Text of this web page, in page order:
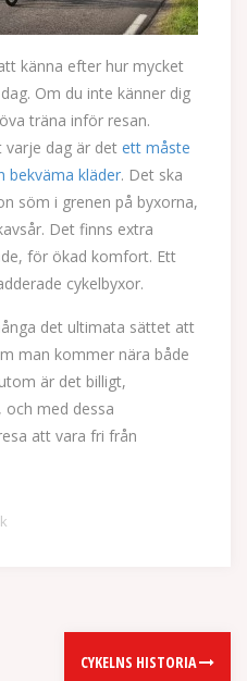
känna efter hur mycket
Om du inte känner dig
träna inför resan.
varje dag är det ett måste
bekväma kläder. Det ska
söm i grenen på byxorna,
Det finns extra
för ökad komfort. Ett
cykelbyxor.
det ultimata sättet att
man kommer nära både
är det billigt,
med dessa
att vara fri från
CYKELNS HISTORIA